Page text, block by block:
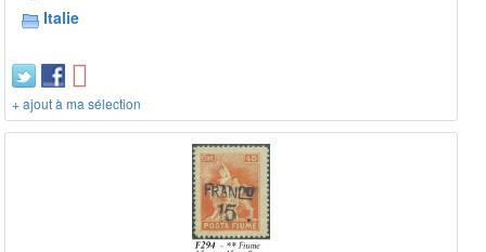
Italie
+ ajout à ma sélection